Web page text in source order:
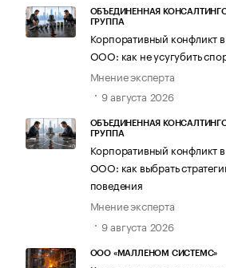
ОБЪЕДИНЕННАЯ
ГРУППА
Корпоративный конфликт в
ООО: как не усугубить
Мнение эксперта
9 августа 2026
ОБЪЕДИНЕННАЯ
ГРУППА
Корпоративный конфликт в
ООО: как выбрать
поведения
Мнение эксперта
9 августа 2026
ООО «МАЛЛЕНОМ СИСТЕМС»